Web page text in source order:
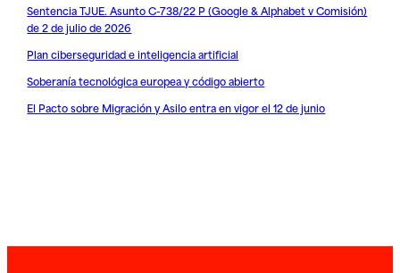
Sentencia TJUE. Asunto C-738/22 P (Google & Alphabet v Comisión)
de 2 de julio de 2026
Plan ciberseguridad e inteligencia artificial
Soberanía tecnológica europea y código abierto
El Pacto sobre Migración y Asilo entra en vigor el 12 de junio